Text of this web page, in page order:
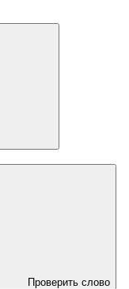
Проверить слово